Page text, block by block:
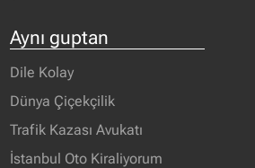
Aynı guptan
Dile Kolay
Dünya Çiçekçilik
Trafik Kazası Avukatı
İstanbul Oto Kiraliyorum